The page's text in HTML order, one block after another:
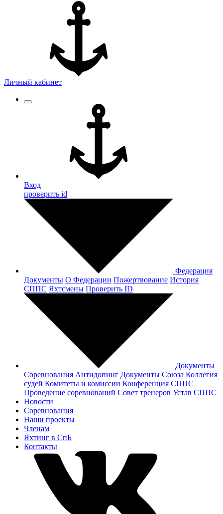
Личный кабинет
Вход
проверить id
Федерация
Документы О Федерации Пожертвование История
СППС Яхтсмены Проверить ID
Документы
Соревнования Антидопинг Документы Cоюза Коллегия
судей Комитеты и комиссии Конференция СППС
Проведение соревнований Совет тренеров Устав СППС
Новости
Соревнования
Наши проекты
Членам
Яхтинг в СпБ
Контакты